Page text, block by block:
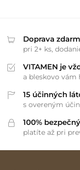
článkoch
Doprava
pri 2+ ks,
VITAMEN je
a bleskovo
15 účinných
s overeným
100%
platíte až pri